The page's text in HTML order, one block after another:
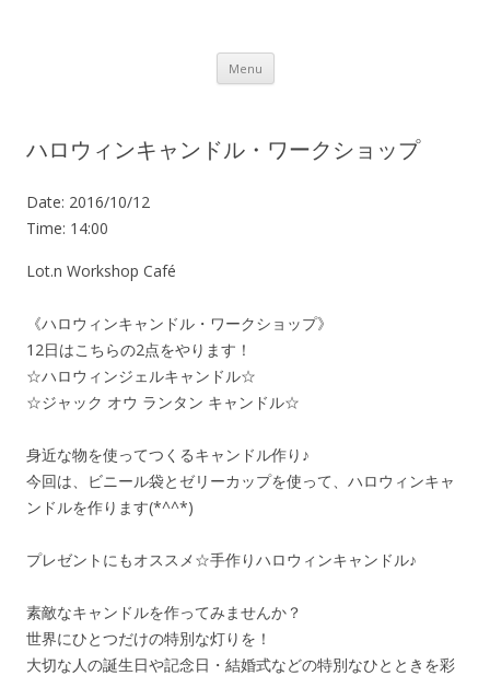
Menu Skip to content
ハロウィンキャンドル・ワークショップ
Date: 2016/10/12
Time: 14:00
Lot.n Workshop Café
《ハロウィンキャンドル・ワークショップ》
12日はこちらの2点をやります！
☆ハロウィンジェルキャンドル☆
☆ジャック オウ ランタン キャンドル☆
身近な物を使ってつくるキャンドル作り♪
今回は、ビニール袋とゼリーカップを使って、ハロウィンキャ
ンドルを作ります(*^^*)
プレゼントにもオススメ☆手作りハロウィンキャンドル♪
素敵なキャンドルを作ってみませんか？
世界にひとつだけの特別な灯りを！
大切な人の誕生日や記念日・結婚式などの特別なひとときを彩